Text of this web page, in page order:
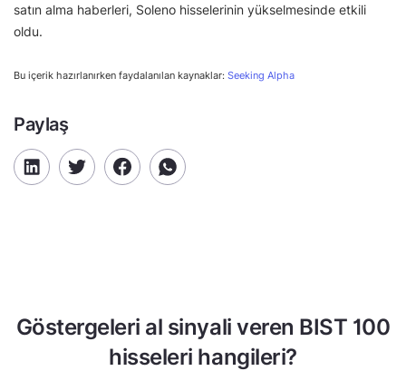
satın alma haberleri, Soleno hisselerinin yükselmesinde etkili
oldu.
Bu içerik hazırlanırken faydalanılan kaynaklar: Seeking Alpha
Paylaş
Göstergeleri al sinyali veren BIST 100
hisseleri hangileri?